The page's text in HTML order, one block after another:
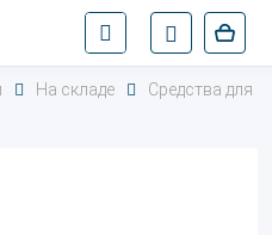
На складе
Средства для